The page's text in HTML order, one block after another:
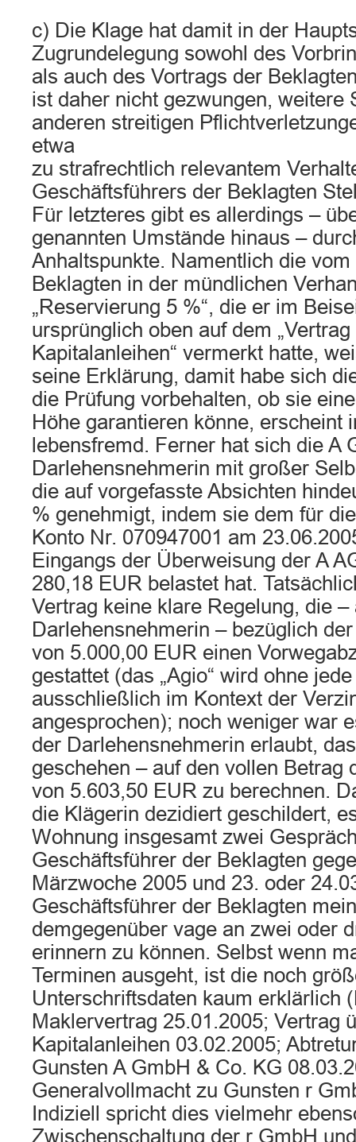
c) Die Klage hat damit in der
Zugrundelegung sowohl des
als auch des Vortrags der
ist daher nicht gezwungen, weitere
anderen streitigen
etwa
zu strafrechtlich relevantem
Geschäftsführers der Beklagten
Für letzteres gibt es allerdings –
genannten Umstände hinaus –
Anhaltspunkte. Namentlich die
Beklagten in der mündlichen
„Reservierung 5 %“, die er im
ursprünglich oben auf dem „Vertrag
Kapitalanleihen“ vermerkt hatte,
seine Erklärung, damit habe sich
die Prüfung vorbehalten, ob sie
Höhe garantieren könne, erscheint
lebensfremd. Ferner hat sich die A
Darlehensnehmerin mit großer
die auf vorgefasste Absichten
% genehmigt, indem sie dem für
Konto Nr. 070947001 am
Eingangs der Überweisung der A
280,18 EUR belastet hat.
Vertrag keine klare Regelung, die
Darlehensnehmerin – bezüglich
von 5.000,00 EUR einen
gestattet (das „Agio“ wird ohne
ausschließlich im Kontext der
angesprochen); noch weniger war
der Darlehensnehmerin erlaubt,
geschehen – auf den vollen Betrag
von 5.603,50 EUR zu berechnen.
die Klägerin dezidiert geschildert,
Wohnung insgesamt zwei
Geschäftsführer der Beklagten
Märzwoche 2005 und 23. oder
Geschäftsführer der Beklagten
demgegenüber vage an zwei oder
erinnern zu können. Selbst wenn
Terminen ausgeht, ist die noch
Unterschriftsdaten kaum erklärlich
Maklervertrag 25.01.2005; Vertrag
Kapitalanleihen 03.02.2005;
Gunsten A GmbH & Co. KG
Generalvollmacht zu Gunsten r
Indiziell spricht dies vielmehr
Zwischenschaltung der r GmbH